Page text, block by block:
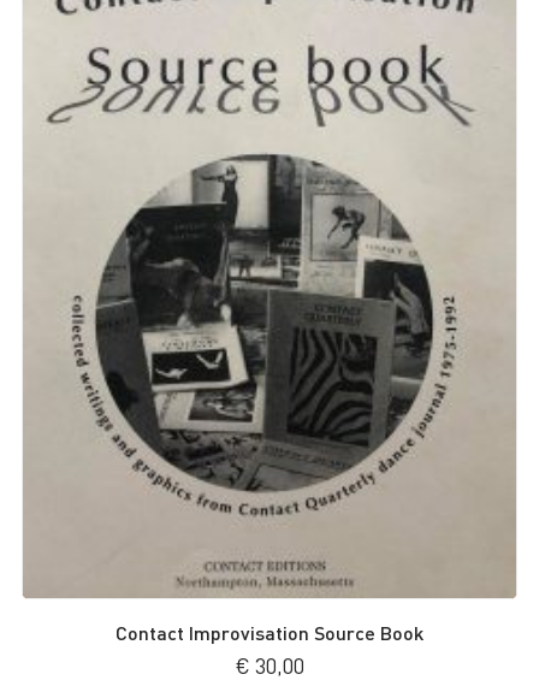
Contact Improvisation Source Book
€ 30,00